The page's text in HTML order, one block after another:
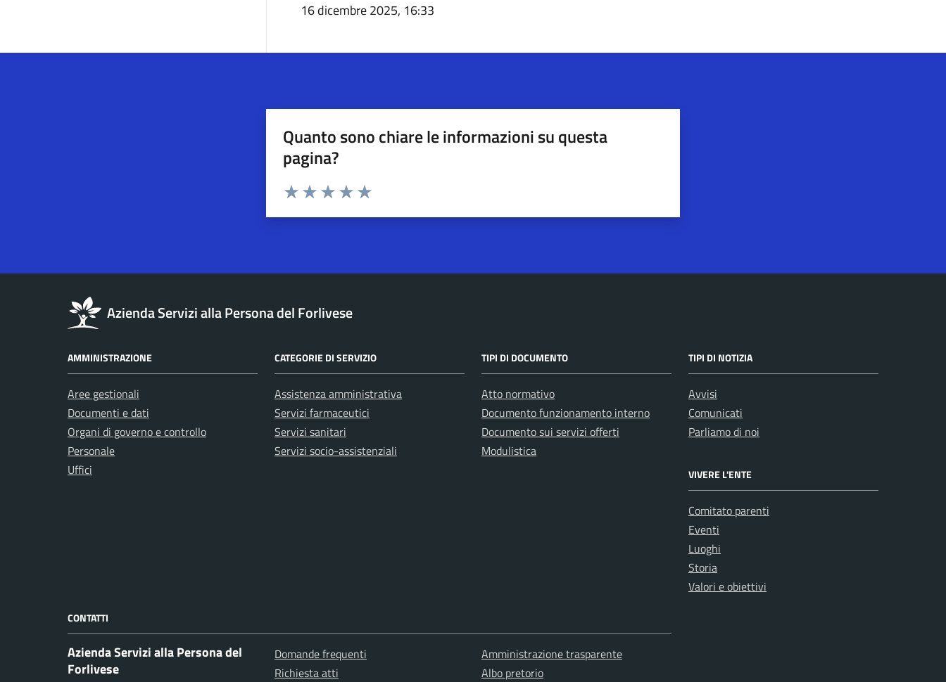
16 dicembre 2025, 16:33
Quanto sono chiare le informazioni su questa
pagina?
Esprimi una valutazione
Azienda Servizi alla Persona del Forlivese
AMMINISTRAZIONE
Aree gestionali
Documenti e dati
Organi di governo e controllo
Personale
Uffici
CATEGORIE DI SERVIZIO
Assistenza amministrativa
Servizi farmaceutici
Servizi sanitari
Servizi socio-assistenziali
TIPI DI DOCUMENTO
Atto normativo
Documento funzionamento interno
Documento sui servizi offerti
Modulistica
TIPI DI NOTIZIA
Avvisi
Comunicati
Parliamo di noi
VIVERE L'ENTE
Comitato parenti
Eventi
Luoghi
Storia
Valori e obiettivi
CONTATTI
Azienda Servizi alla Persona del
Forlivese
Domande frequenti
Richiesta atti
Amministrazione trasparente
Albo pretorio